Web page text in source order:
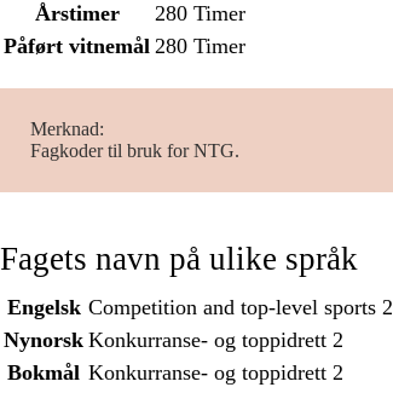
Årstimer
280 Timer
Påført vitnemål 280 Timer
Merknad
Fagkoder til bruk for NTG.
Fagets navn på ulike språk
Engelsk Competition and top-level sports 2
Nynorsk Konkurranse- og toppidrett 2
Bokmål Konkurranse- og toppidrett 2